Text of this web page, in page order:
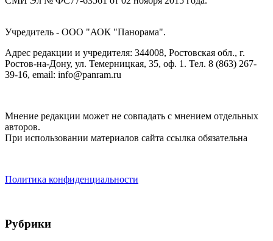
Учредитель - ООО "АОК "Панорама".
Адрес редакции и учредителя: 344008, Ростовская обл., г.
Ростов-на-Дону, ул. Темерницкая, 35, оф. 1. Тел. 8 (863) 267-
39-16, email: info@panram.ru
Мнение редакции может не совпадать с мнением отдельных
авторов.
При использовании материалов сайта ссылка обязательна
Политика конфиденциальности
Рубрики